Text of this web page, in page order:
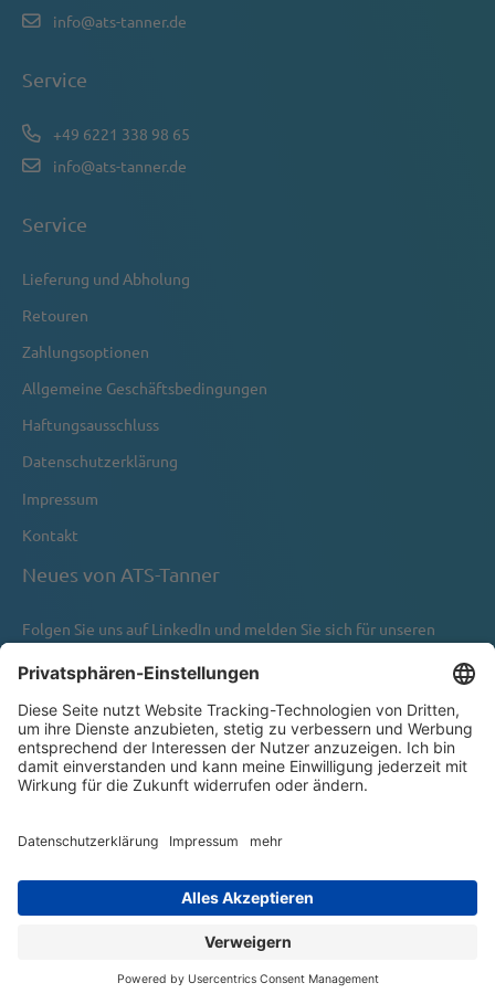
info@ats-tanner.de
Service
+49 6221 338 98 65
info@ats-tanner.de
Service
Lieferung und Abholung
Retouren
Zahlungsoptionen
Allgemeine Geschäftsbedingungen
Haftungsausschluss
Datenschutzerklärung
Impressum
Kontakt
Neues von ATS-Tanner
Folgen Sie uns aufLinkedIn und melden Sie sich für unseren
Newsletter